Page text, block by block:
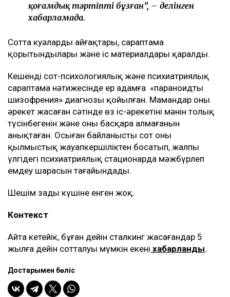
қоғамдық тәртіпті бұзған”, – делінген
хабарламада.
Сотта куәлардың айғақтары, сараптама
қорытындылары және іс материалдары қаралды.
Кешенді сот-психологиялық және психиатриялық
сараптама нәтижесінде ер адамға «параноидты
шизофрения» диагнозы қойылған. Мамандар оның
әрекет жасаған сәтінде өз іс-әрекетінің мәнін толық
түсінбегенін және оны басқара алмағанын
анықтаған. Осыған байланысты сот оны
қылмыстық жауапкершіліктен босатып, жалпы
үлгідегі психиатриялық стационарда мәжбүрлеп
емдеу шарасын тағайындады.
Шешім заңды күшіне енген жоқ.
Контекст
Айта кетейік, бұған дейін сталкинг жасағандар 5
жылға дейін сотталуы мүмкін екені хабарланды.
Достарыңмен бөліс